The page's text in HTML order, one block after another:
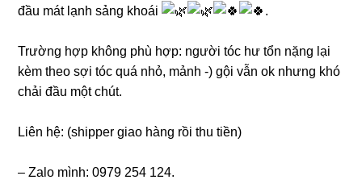
đầu mát lạnh sảng khoái
.
Trường hợp không phù hợp: người tóc hư tổn nặng lại
kèm theo sợi tóc quá nhỏ, mảnh -) gội vẫn ok nhưng khó
chải đầu một chút.
Liên hệ: (shipper giao hàng rồi thu tiền)
– Zalo mình: 0979 254 124.